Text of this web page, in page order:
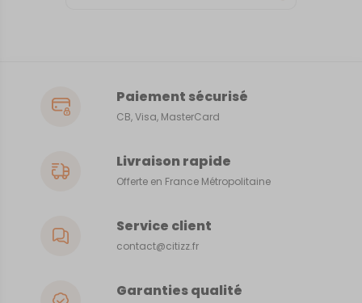
Paiement sécurisé
CB, Visa, MasterCard
Livraison rapide
Offerte en France Métropolitaine
Service client
contact@citizz.fr
Garanties qualité